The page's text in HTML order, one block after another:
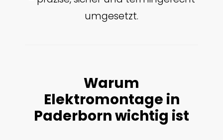
umgesetzt.
Warum
Elektromontage in
Paderborn wichtig ist